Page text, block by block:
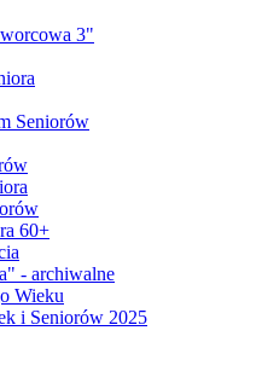
3"
Seniorów
60+
- archiwalne
Wieku
i Seniorów 2025